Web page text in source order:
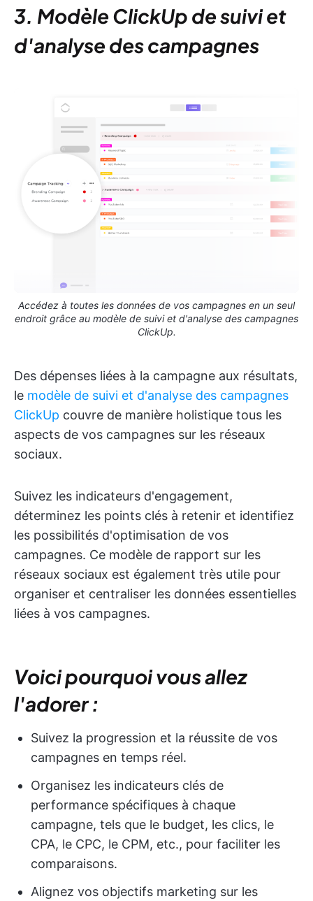
3. Modèle ClickUp de suivi et
d'analyse des campagnes
Accédez à toutes les données de vos campagnes en un seul
endroit grâce au modèle de suivi et d'analyse des campagnes
ClickUp.
Des dépenses liées à la campagne aux résultats,
le modèle de suivi et d'analyse des campagnes
ClickUp couvre de manière holistique tous les
aspects de vos campagnes sur les réseaux
sociaux.
Suivez les indicateurs d'engagement,
déterminez les points clés à retenir et identifiez
les possibilités d'optimisation de vos
campagnes. Ce modèle de rapport sur les
réseaux sociaux est également très utile pour
organiser et centraliser les données essentielles
liées à vos campagnes.
Voici pourquoi vous allez
l'adorer :
Suivez la progression et la réussite de vos
campagnes en temps réel.
Organisez les indicateurs clés de
performance spécifiques à chaque
campagne, tels que le budget, les clics, le
CPA, le CPC, le CPM, etc., pour faciliter les
comparaisons.
Alignez vos objectifs marketing sur les